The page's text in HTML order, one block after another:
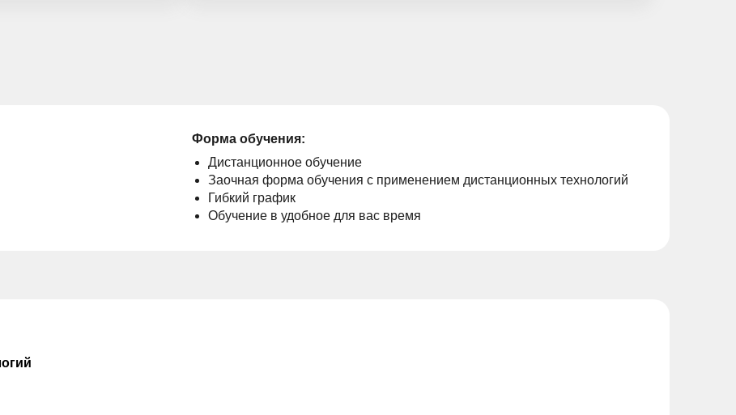
Форма обучения:
Дистанционное обучение
Заочная форма обучения с применением дистанционных технологий
Гибкий график
Обучение в удобное для вас время